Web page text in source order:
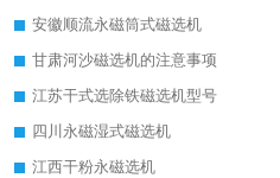
安徽顺流永磁筒式磁选机
甘肃河沙磁选机的注意事项
江苏干式选除铁磁选机型号
四川永磁湿式磁选机
江西干粉永磁选机